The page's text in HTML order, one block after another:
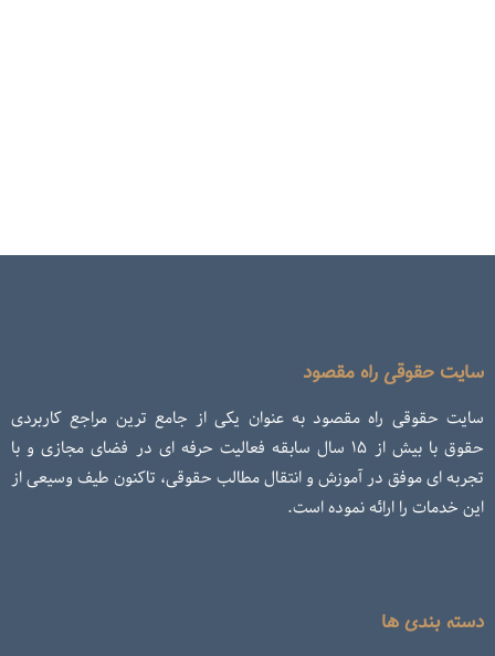
سایت حقوقی راه مقصود
سایت حقوقی راه مقصود به عنوان یکی از جامع ترین مراجع کاربردی
حقوق با بیش از ۱۵ سال سابقه فعالیت حرفه ای در فضای مجازی و با
تجربه ای موفق در آموزش و انتقال مطالب حقوقی، تاکنون طیف وسیعی از
این خدمات را ارائه نموده است.
دسته بندی ها